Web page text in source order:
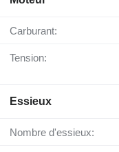
Carburant:
Tension:
Essieux
Nombre d'essieux: